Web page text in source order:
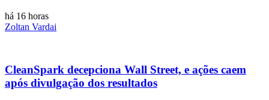
há 16 horas
Zoltan Vardai
CleanSpark decepciona Wall Street, e ações caem
após divulgação dos resultados